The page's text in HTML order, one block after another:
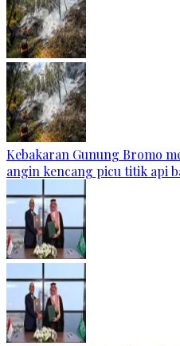
Kebakaran Gunung Bromo
angin kencang picu titik api